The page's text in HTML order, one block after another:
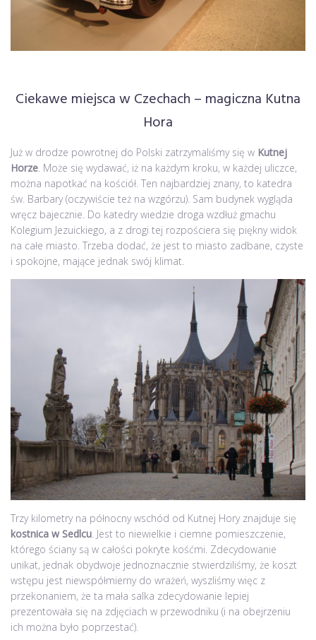
Ciekawe miejsca w Czechach – magiczna Kutna
Hora
Już w drodze powrotnej do Polski zatrzymaliśmy się w Kutnej
Horze . Może się wydawać, iż na każdym kroku, w każdej uliczce,
można napotkać na kościół. Ten najbardziej znany, to katedra
św. Barbary (oczywiście też na wzgórzu). Sam budynek wygląda
wręcz bajecznie. Do katedry wiedzie droga wzdłuż gmachu
Kolegium Jezuickiego, a z drogi tej rozpościera się piękny widok
na całe miasto. Trzeba dodać, że jest to miasto zadbane, czyste
i spokojne, mające jednak swój klimat.
Trzy kilometry na północny wschód od Kutnej Hory znajduje się
kostnica w Sedlcu. Jest to niewielkie i ciemne pomieszczenie,
którego ściany są w całości pokryte kośćmi. Zdecydowanie
unikat, jednak obydwoje jednoznacznie stwierdziliśmy, że koszt
wstępu jest niewspółmierny do wrażeń, wyszliśmy więc z
przekonaniem, że ta mała salka zdecydowanie lepiej
prezentowała się na zdjęciach w przewodniku (i na obejrzeniu
ich można było poprzestać).